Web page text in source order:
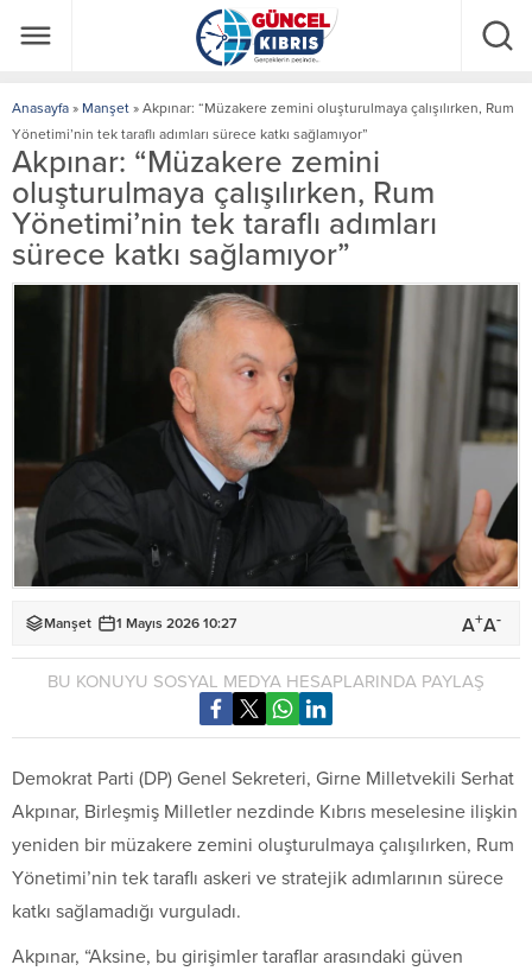
Anasayfa » Manşet » Akpınar: “Müzakere zemini oluşturulmaya çalışılırken, Rum
Yönetimi’nin tek taraflı adımları sürece katkı sağlamıyor”
Akpınar: “Müzakere zemini
oluşturulmaya çalışılırken, Rum
Yönetimi’nin tek taraflı adımları
sürece katkı sağlamıyor”
Manşet 1 Mayıs 2026 10:27 A+A-
BU KONUYU SOSYAL MEDYA HESAPLARINDA PAYLAŞ
Demokrat Parti (DP) Genel Sekreteri, Girne Milletvekili Serhat
Akpınar, Birleşmiş Milletler nezdinde Kıbrıs meselesine ilişkin
yeniden bir müzakere zemini oluşturulmaya çalışılırken, Rum
Yönetimi’nin tek taraflı askeri ve stratejik adımlarının sürece
katkı sağlamadığı vurguladı.
Akpınar, “Aksine, bu girişimler taraflar arasındaki güven